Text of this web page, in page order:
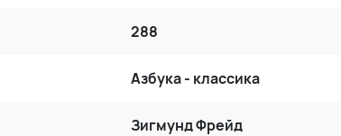
288
Азбука - классика
Зигмунд Фрейд